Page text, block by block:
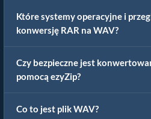
Które systemy operacyjne i
konwersję RAR na WAV?
Czy bezpieczne jest
pomocą ezyZip?
Co to jest plik WAV?